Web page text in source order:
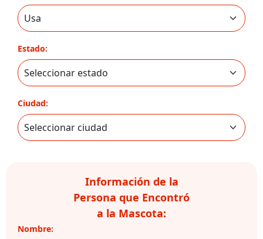
Estado:
Ciudad:
Información de la
Persona que Encontró
a la Mascota:
Nombre: